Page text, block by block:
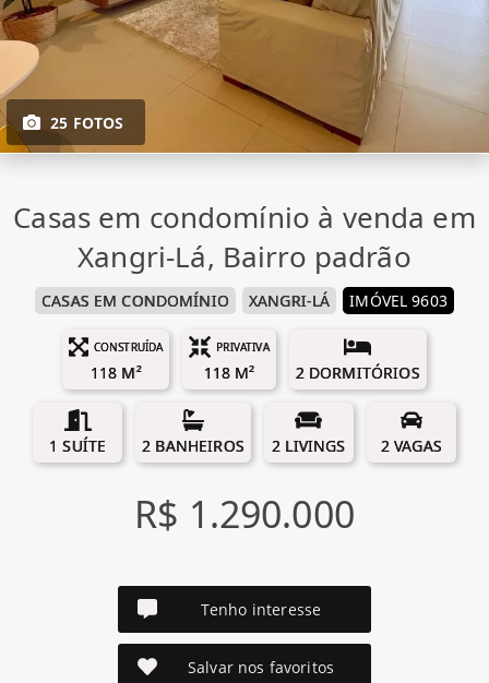
25 FOTOS
Casas em condomínio à venda em
Xangri-Lá, Bairro padrão
CASAS EM CONDOMÍNIO XANGRI-LÁ IMÓVEL 9603
CONSTRUÍDA
118 M²
PRIVATIVA
118 M² 2 DORMITÓRIOS
1 SUÍTE 2 BANHEIROS 2 LIVINGS 2 VAGAS
R$ 1.290.000
Tenho interesse
Salvar nos favoritos